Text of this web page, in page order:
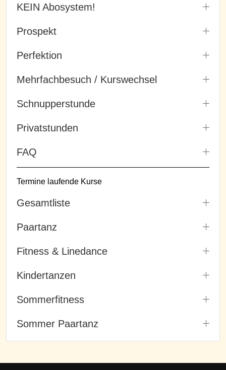
KEIN Abosystem!
Prospekt
Perfektion
Mehrfachbesuch / Kurswechsel
Schnupperstunde
Privatstunden
FAQ
Termine laufende Kurse
Gesamtliste
Paartanz
Fitness & Linedance
Kindertanzen
Sommerfitness
Sommer Paartanz